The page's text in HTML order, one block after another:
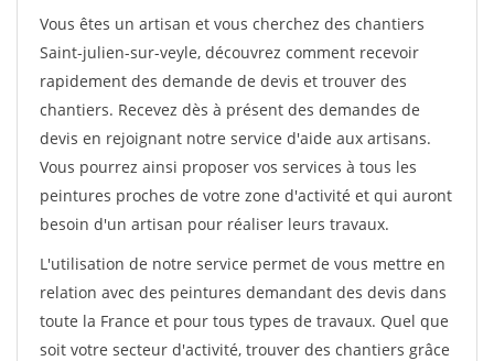
Vous êtes un artisan et vous cherchez des chantiers
Saint-julien-sur-veyle, découvrez comment recevoir
rapidement des demande de devis et trouver des
chantiers. Recevez dès à présent des demandes de
devis en rejoignant notre service d'aide aux artisans.
Vous pourrez ainsi proposer vos services à tous les
peintures proches de votre zone d'activité et qui auront
besoin d'un artisan pour réaliser leurs travaux.
L'utilisation de notre service permet de vous mettre en
relation avec des peintures demandant des devis dans
toute la France et pour tous types de travaux. Quel que
soit votre secteur d'activité, trouver des chantiers grâce